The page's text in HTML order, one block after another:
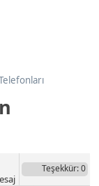
Teşekkür: 0